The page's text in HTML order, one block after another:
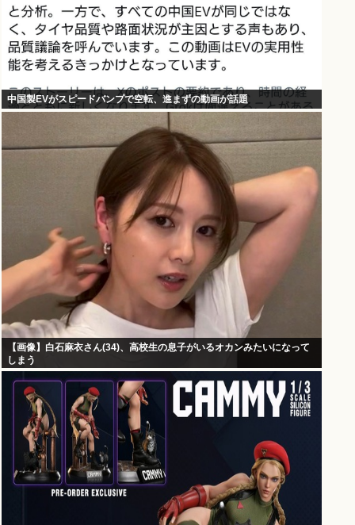
中国製EVがスピードバンプで空転、進まずの動画が話題
【画像】白石麻衣さん(34)、高校生の息子がいるオカンみたいになって
しまう